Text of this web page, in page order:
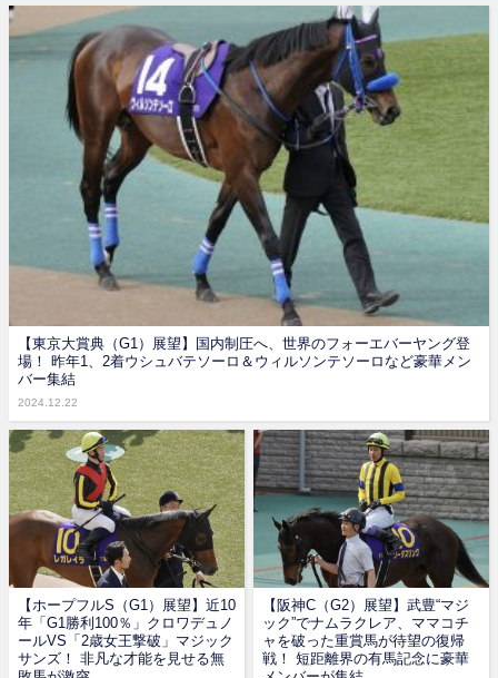
【東京大賞典（G1）展望】国内制圧へ、世界のフォーエバーヤング登
場！ 昨年1、2着ウシュバテソーロ＆ウィルソンテソーロなど豪華メン
バー集結
2024.12.22
【ホープフルS（G1）展望】近10
年「G1勝利100％」クロワデュノ
ールVS「2歳女王撃破」マジック
サンズ！ 非凡な才能を見せる無
【阪神C（G2）展望】武豊“マジ
ック”でナムラクレア、ママコチ
ャを破った重賞馬が待望の復帰
戦！ 短距離界の有馬記念に豪華